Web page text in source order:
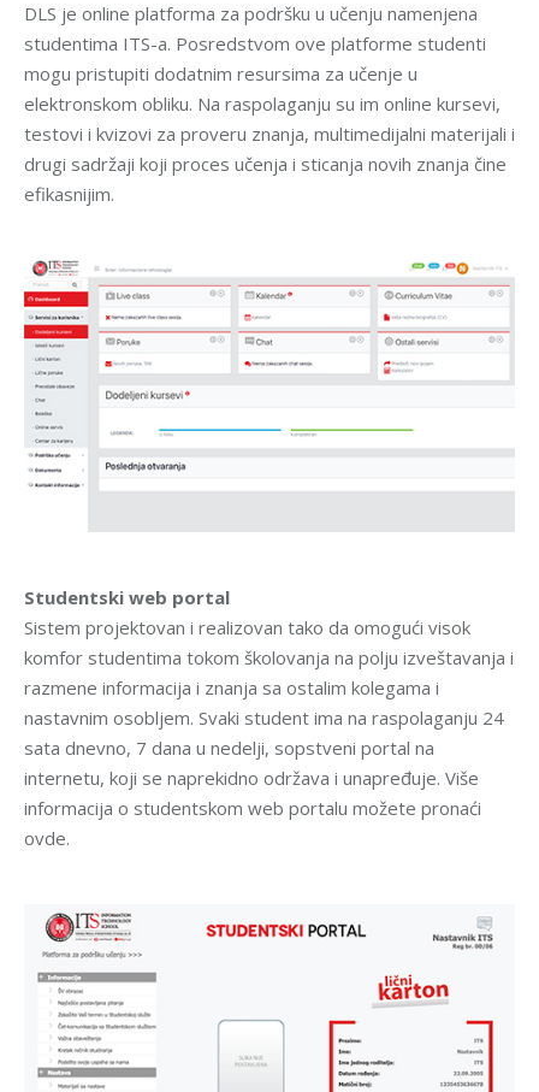
DLS je online platforma za podršku u učenju namenjena
studentima ITS-a. Posredstvom ove platforme studenti
mogu pristupiti dodatnim resursima za učenje u
elektronskom obliku. Na raspolaganju su im online kursevi,
testovi i kvizovi za proveru znanja, multimedijalni materijali i
drugi sadržaji koji proces učenja i sticanja novih znanja čine
efikasnijim.
Studentski web portal
Sistem projektovan i realizovan tako da omogući visok
komfor studentima tokom školovanja na polju izveštavanja i
razmene informacija i znanja sa ostalim kolegama i
nastavnim osobljem. Svaki student ima na raspolaganju 24
sata dnevno, 7 dana u nedelji, sopstveni portal na
internetu, koji se naprekidno održava i unapređuje. Više
informacija o studentskom web portalu možete pronaći
ovde.